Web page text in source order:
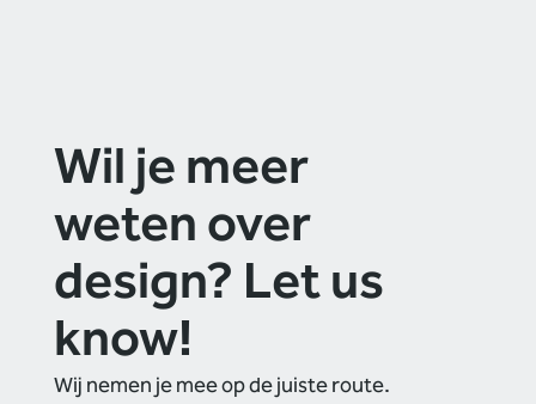
Wil je meer
weten over
design? Let us
know!
Wij nemen je mee op de juiste route.